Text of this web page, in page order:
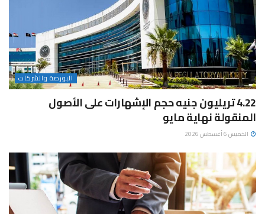
البورصة والشركات
4.22 تريليون جنيه حجم الإشهارات على الأصول
المنقولة نهاية مايو
الخميس 6 أغسطس 2026